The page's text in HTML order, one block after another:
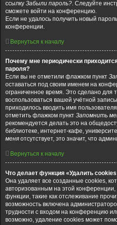
ссылку Забыли пароль?. Следуйте
сможете войти на конференцию.
Если не удалось получить новый
конференции.
Вернуться к началу
Почему мне периодически
пароля?
Если вы не отметили флажком пункт
оставаться под своим именем на
ограниченное время. Это сделано для
воспользоваться вашей учётной
приходилось вводить имя
отметить флажком пункт Запомнить
рекомендуется делать это на
библиотеке, интернет-кафе,
меня отсутствует, это значит, что
Вернуться к началу
Что делает функция «Удалить
Она удаляет все созданные cookies,
авторизованным на этой
функции, такие как отслеживание
возможность включена
трудности с входом на конференцию
возможно, удаление cookies может